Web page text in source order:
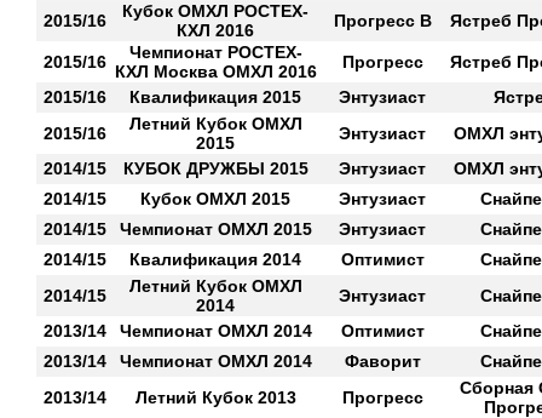
2015/16
Кубок ОМХЛ РОСТЕХ-
КХЛ 2016
Прогресс В Ястреб
2015/16
Чемпионат РОСТЕХ-
КХЛ Москва ОМХЛ 2016
Прогресс
Ястреб
2015/16
Квалификация 2015 Энтузиаст
2015/16
Летний Кубок ОМХЛ
2015
Энтузиаст
ОМХЛ
2014/15
КУБОК ДРУЖБЫ 2015 Энтузиаст
ОМХЛ
2014/15
Кубок ОМХЛ 2015 Энтузиаст
2014/15
Чемпионат ОМХЛ 2015 Энтузиаст
2014/15
Квалификация 2014 Оптимист
2014/15
Летний Кубок ОМХЛ
2014
Энтузиаст
2013/14
Чемпионат ОМХЛ 2014 Оптимист
2013/14
Чемпионат ОМХЛ 2014 Фаворит
2013/14
Летний Кубок 2013 Прогресс